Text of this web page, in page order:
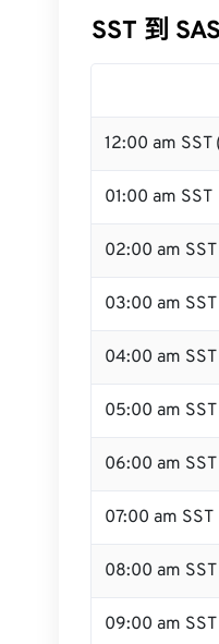
SST 到
12:00 am SST
01:00 am SST
02:00 am SST
03:00 am SST
04:00 am SST
05:00 am SST
06:00 am SST
07:00 am SST
08:00 am SST
09:00 am SST